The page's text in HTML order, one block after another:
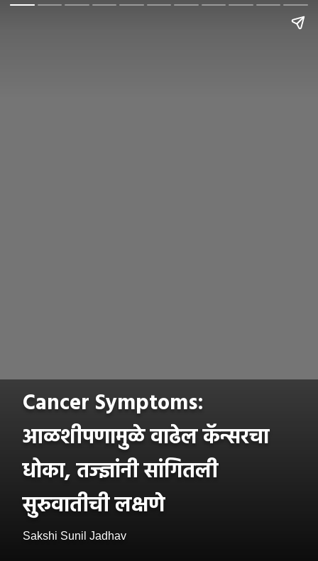
Cancer Symptoms:
आळशीपणामुळे वाढेल कॅन्सरचा
धोका, तज्ज्ञांनी सांगितली
सुरुवातीची लक्षणे
Sakshi Sunil Jadhav